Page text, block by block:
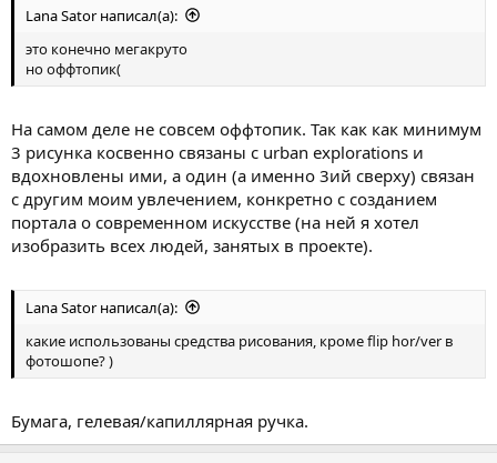
Lana Sator написал(а):
это конечно мегакруто
но оффтопик(
На самом деле не совсем оффтопик. Так как как минимум
3 рисунка косвенно связаны с urban explorations и
вдохновлены ими, а один (а именно 3ий сверху) связан
с другим моим увлечением, конкретно с созданием
портала о современном искусстве (на ней я хотел
изобразить всех людей, занятых в проекте).
Lana Sator написал(а):
какие использованы средства рисования, кроме flip hor/ver в
фотошопе? )
Бумага, гелевая/капиллярная ручка.